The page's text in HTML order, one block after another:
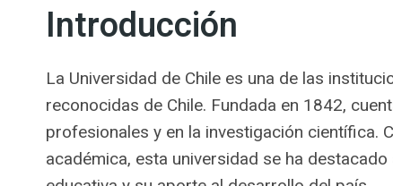
Introducción
La Universidad de Chile es una de las
reconocidas de Chile. Fundada en 1842,
profesionales y en la investigación científica.
académica, esta universidad se ha